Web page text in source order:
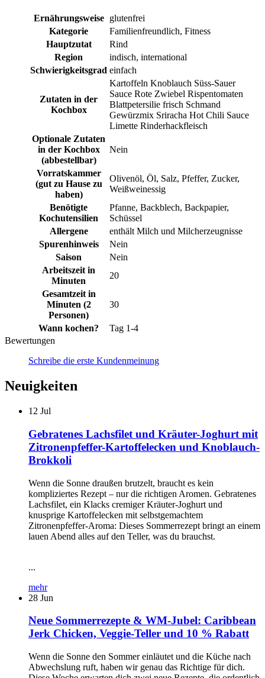
Ernährungsweise
glutenfrei
Kategorie
Familienfreundlich, Fitness
Hauptzutat
Rind
Region
indisch, international
Schwierigkeitsgrad einfach
Zutaten in der
Kochbox
Kartoffeln Knoblauch Süss-Sauer
Sauce Rote Zwiebel Rispentomaten
Blattpetersilie frisch Schmand
Gewürzmix Sriracha Hot Chili Sauce
Limette Rinderhackfleisch
Optionale Zutaten
in der Kochbox
(abbestellbar)
Nein
Vorratskammer
(gut zu Hause zu
haben)
Olivenöl, Öl, Salz, Pfeffer, Zucker,
Weißweinessig
Benötigte
Kochutensilien
Pfanne, Backblech, Backpapier,
Schüssel
Allergene
enthält Milch und Milcherzeugnisse
Spurenhinweis
Nein
Saison
Nein
Arbeitszeit in
Minuten
20
Gesamtzeit in
Minuten (2
Personen)
30
Wann kochen?
Tag 1-4
Bewertungen
Schreibe die erste Kundenmeinung
Neuigkeiten
12 Jul
Gebratenes Lachsfilet und Kräuter-Joghurt mit
Zitronenpfeffer-Kartoffelecken und Knoblauch-
Brokkoli
Wenn die Sonne draußen brutzelt, braucht es kein
kompliziertes Rezept – nur die richtigen Aromen. Gebratenes
Lachsfilet, ein Klacks cremiger Kräuter-Joghurt und
knusprige Kartoffelecken mit selbstgemachtem
Zitronenpfeffer-Aroma: Dieses Sommerrezept bringt an einem
lauen Abend alles auf den Teller, was du brauchst.
...
mehr
28 Jun
Neue Sommerrezepte & WM-Jubel: Caribbean
Jerk Chicken, Veggie-Teller und 10 % Rabatt
Wenn die Sonne den Sommer einläutet und die Küche nach
Abwechslung ruft, haben wir genau das Richtige für dich.